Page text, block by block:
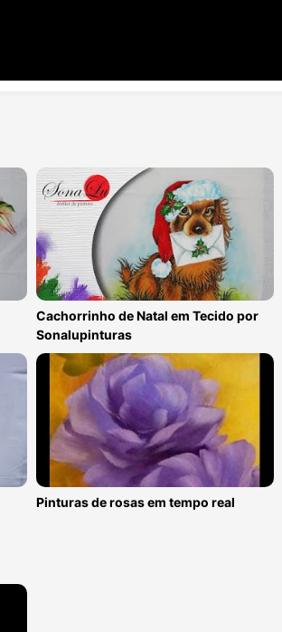
Cachorrinho de Natal em Tecido por
Sonalupinturas
Pinturas de rosas em tempo real